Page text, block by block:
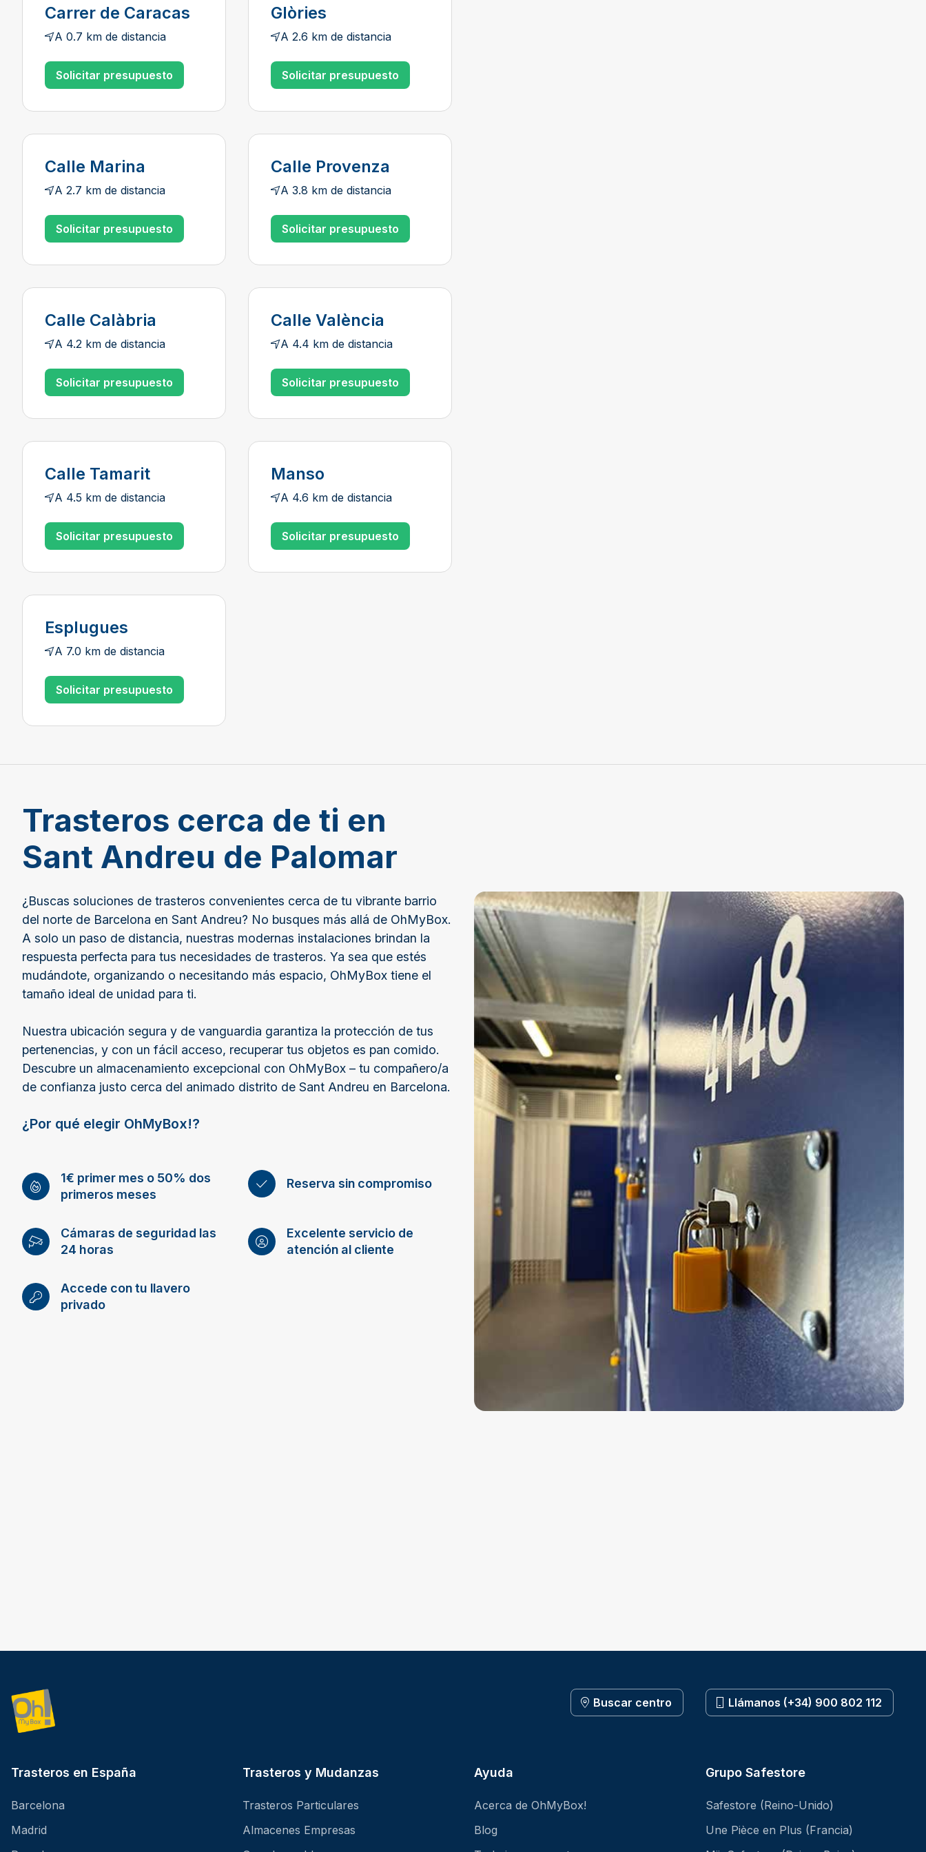
Carrer de Caracas
A 0.7 km de distancia
Solicitar presupuesto
Glòries
A 2.6 km de distancia
Solicitar presupuesto
Calle Marina
A 2.7 km de distancia
Solicitar presupuesto
Calle Provenza
A 3.8 km de distancia
Solicitar presupuesto
Calle Calàbria
A 4.2 km de distancia
Solicitar presupuesto
Calle València
A 4.4 km de distancia
Solicitar presupuesto
Calle Tamarit
A 4.5 km de distancia
Solicitar presupuesto
Manso
A 4.6 km de distancia
Solicitar presupuesto
Esplugues
A 7.0 km de distancia
Solicitar presupuesto
Trasteros cerca de ti en
Sant Andreu de Palomar
¿Buscas soluciones de trasteros convenientes cerca de tu vibrante barrio
del norte de Barcelona en Sant Andreu? No busques más allá de OhMyBox.
A solo un paso de distancia, nuestras modernas instalaciones brindan la
respuesta perfecta para tus necesidades de trasteros. Ya sea que estés
mudándote, organizando o necesitando más espacio, OhMyBox tiene el
tamaño ideal de unidad para ti.
Nuestra ubicación segura y de vanguardia garantiza la protección de tus
pertenencias, y con un fácil acceso, recuperar tus objetos es pan comido.
Descubre un almacenamiento excepcional con OhMyBox – tu compañero/a
de confianza justo cerca del animado distrito de Sant Andreu en Barcelona.
¿Por qué elegir OhMyBox!?
1€ primer mes o 50% dos
primeros meses
Reserva sin compromiso
Cámaras de seguridad las
24 horas
Excelente servicio de
atención al cliente
Accede con tu llavero
privado
Buscar centro Llámanos (+34) 900 802 112
Trasteros en España
Barcelona
Madrid
Trasteros y Mudanzas
Trasteros Particulares
Almacenes Empresas
Ayuda
Acerca de OhMyBox!
Blog
Grupo Safestore
Safestore (Reino-Unido)
Une Pièce en Plus (Francia)